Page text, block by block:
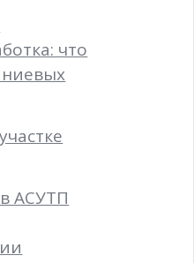
что
АСУТП